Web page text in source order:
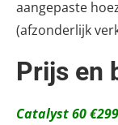
aangepaste
(afzonderlijk
Prijs en
Catalyst 60